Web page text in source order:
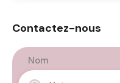
Contactez-nous
Nom